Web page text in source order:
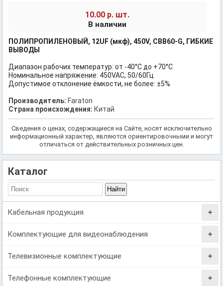
10.00 р. шт.
В наличии
ПОЛИПРОПИЛЕНОВЫЙ, 12UF (мкф), 450V, CBB60-G, ГИБКИЕ
ВЫВОДЫ
Диапазон рабочих температур: от -40°С до +70°С
Номинальное напряжение: 450VAC, 50/60Гц
Допустимое отклонение ёмкости, не более: ±5%
Производитель: Faraton
Страна происхождения: Китай
Сведения о ценах, содержащиеся на Сайте, носят исключительно
информационный характер, являются ориентировочными и могут
отличаться от действительных розничных цен.
Каталог
Кабельная продукция
Комплектующие для видеонаблюдения
Телевизионные комплектующие
Телефонные комплектующие